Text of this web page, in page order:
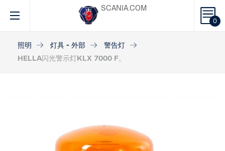
0
SCANIA.COM
照明 灯具 - 外部
警告灯
HELLA闪光警示灯KLX 7000 F。